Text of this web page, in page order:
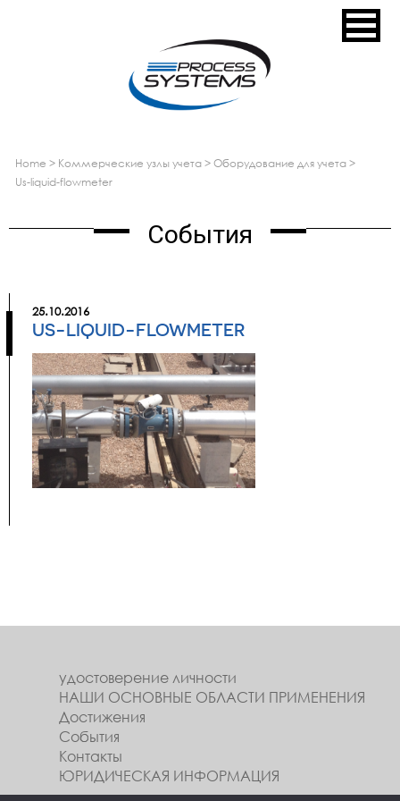
home > коммерческие узлы учета> оборудование для учета>
us-liquid-flowmeter
События
25.10.2016
US-LIQUID-FLOWMETER
удостоверение личности
НАШИ ОСНОВНЫЕ ОБЛАСТИ ПРИМЕНЕНИЯ
Достижения
События
Контакты
ЮРИДИЧЕСКАЯ ИНФОРМАЦИЯ